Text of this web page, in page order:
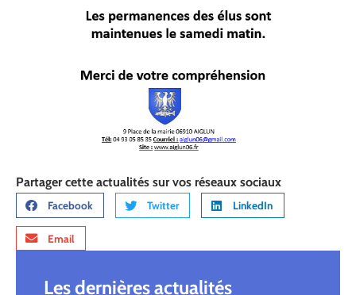
Partager cette actualités sur vos réseaux sociaux
Facebook Twitter LinkedIn
Email
Les dernières actualités